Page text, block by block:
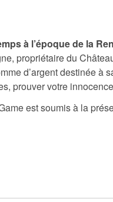
à l’époque de la
propriétaire du
d’argent destinée
prouver votre
est soumis à la